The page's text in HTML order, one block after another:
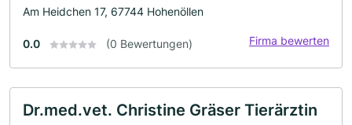
Am Heidchen 17, 67744 Hohenöllen
0.0 (0 Bewertungen) Firma bewerten
Dr.med.vet. Christine Gräser Tierärztin